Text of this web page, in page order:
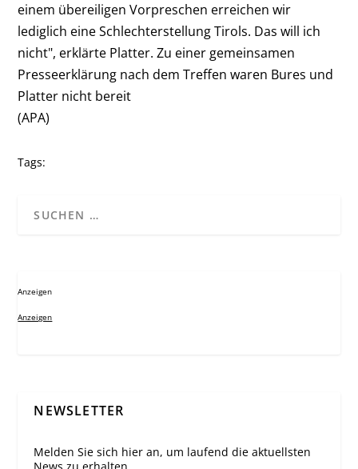
einem übereiligen Vorpreschen erreichen wir
lediglich eine Schlechterstellung Tirols. Das will ich
nicht", erklärte Platter. Zu einer gemeinsamen
Presseerklärung nach dem Treffen waren Bures und
Platter nicht bereit
(APA)
Tags:
Anzeigen
Anzeigen
NEWSLETTER
Melden Sie sich hier an, um laufend die aktuellsten